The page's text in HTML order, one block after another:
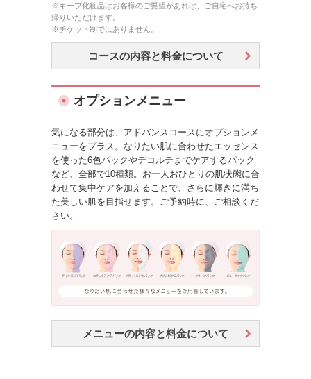
※キープ化粧品はお客様のご要望があれば、ご自宅へお持ち
帰りいただけます。
※チケット制ではありません。
コースの内容と料金について
オプションメニュー
気になる部分は、アドバンスコースにオプションメ
ニューをプラス。なりたい肌に合わせたエッセンス
を使った6色パックやデコルテまでケアするパック
など、全部で10種類。お一人おひとりの肌状態に合
わせて集中ケアを加えることで、さらに輝きに満ち
た美しい肌を目指せます。ご予約時に、ご相談くだ
さい。
メニューの内容と料金について